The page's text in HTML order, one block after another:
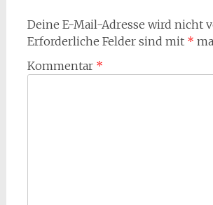
Deine E-Mail-Adresse wird nicht
Erforderliche Felder sind mit *
Kommentar *